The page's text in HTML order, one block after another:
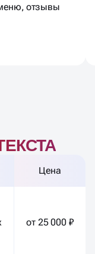
отзывы
Цена
от 25 000 ₽